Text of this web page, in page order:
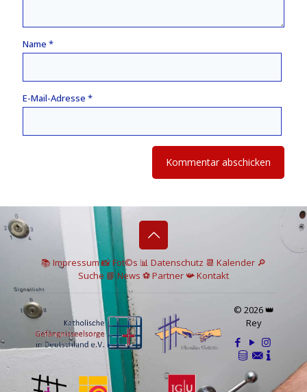
Name *
E-Mail-Adresse *
📚 Impressum📸Fot©s 📊 Datenschutz 📆 Kalender 🔎
Suche 📘 News ⚽Partner📯Kontakt
© 2026 👑
Rey